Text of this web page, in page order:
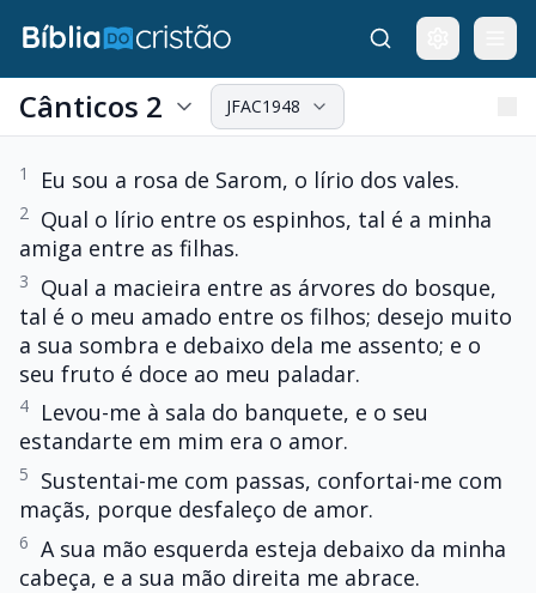
Cânticos 2 JFAC1948
1 Eu sou a rosa de Sarom, o lírio dos vales.
2
Qual o lírio entre os espinhos, tal é a minha
amiga entre as filhas.
3
Qual a macieira entre as árvores do bosque,
tal é o meu amado entre os filhos; desejo muito
a sua sombra e debaixo dela me assento; e o
seu fruto é doce ao meu paladar.
4
Levou-me à sala do banquete, e o seu
estandarte em mim era o amor.
5
Sustentai-me com passas, confortai-me com
maçãs, porque desfaleço de amor.
6 A sua mão esquerda esteja debaixo da minha
cabeça, e a sua mão direita me abrace.